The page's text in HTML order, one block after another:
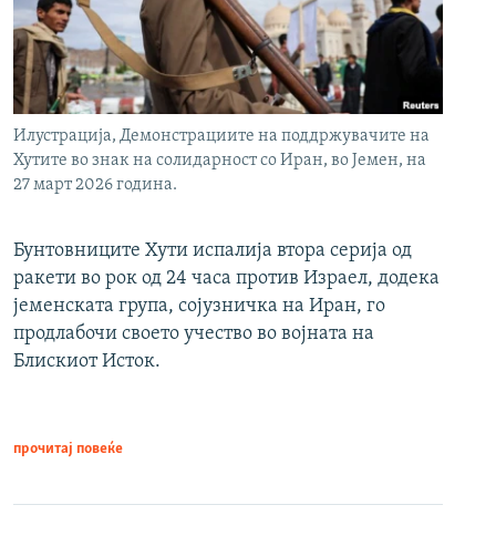
Илустрација, Демонстрациите на поддржувачите на
Хутите во знак на солидарност со Иран, во Јемен, на
27 март 2026 година.
Бунтовниците Хути испалија втора серија од
ракети во рок од 24 часа против Израел, додека
јеменската група, сојузничка на Иран, го
продлабочи своето учество во војната на
Блискиот Исток.
прочитај повеќе